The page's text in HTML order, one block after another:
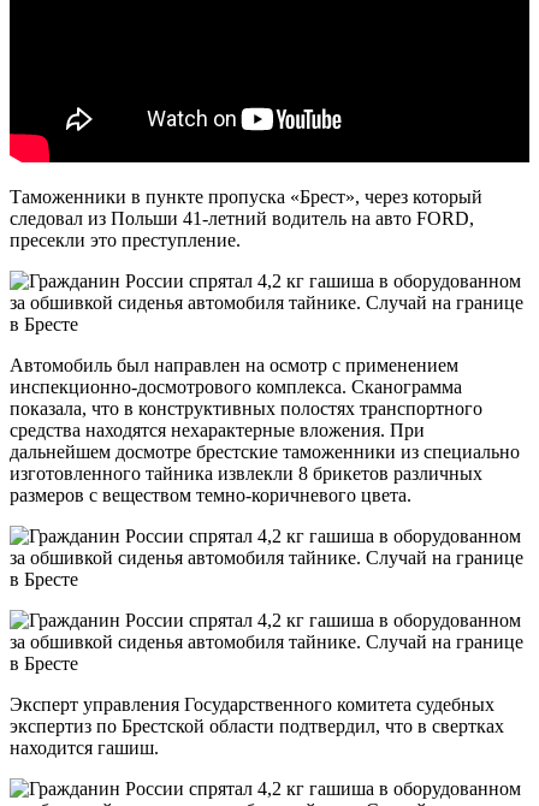
Таможенники в пункте пропуска «Брест», через который
следовал из Польши 41-летний водитель на авто FORD,
пресекли это преступление.
Автомобиль был направлен на осмотр с применением
инспекционно-досмотрового комплекса. Сканограмма
показала, что в конструктивных полостях транспортного
средства находятся нехарактерные вложения. При
дальнейшем досмотре брестские таможенники из специально
изготовленного тайника извлекли 8 брикетов различных
размеров с веществом темно-коричневого цвета.
Эксперт управления Государственного комитета судебных
экспертиз по Брестской области подтвердил, что в свертках
находится гашиш.